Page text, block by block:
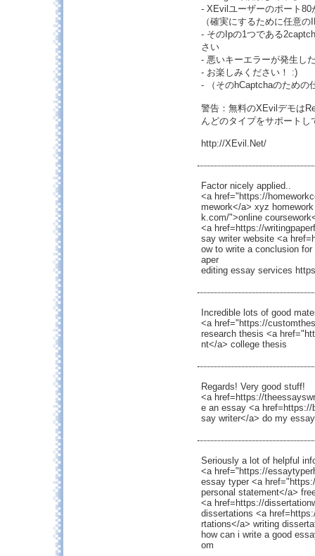
- XEvilユーザーのポート
（確実にするために任意
- そのIpの1つである
さい
- 悪いキーエラーが発生し
- お楽しみください！ :)
- （そのhCaptchaのための
警告：無料のXEvilデモは
んどのタイプをサポートし
http://XEvil.Net/
Factor nicely applied..
<a href="https://
mework</a> xyz
k.com/">online
<a href=https://
say writer website <a
ow to write a conclusion
aper
editing essay services
Incredible lots of good
<a href="https://
research thesis <a
nt</a> college thesis
Regards! Very good stuff!
<a href=https://
e an essay <a
say writer</a> do my essay
Seriously a lot of helpful
<a href="https://
essay typer <a
personal statement</a>
<a href=https://
dissertations <a
rtations</a> writing
how can i write a good
om